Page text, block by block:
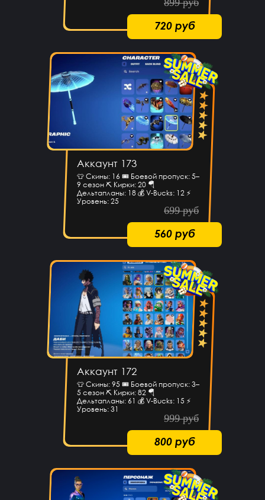
899 руб
720 руб
Аккаунт 173
👕 Скины: 16 🎟 Боевой пропуск: 5–
9 сезон ⛏ Кирки: 20 🪂
Дельтапланы: 18 💰 V-Bucks: 12 ⚡
Уровень: 25
699 руб
560 руб
Аккаунт 172
👕 Скины: 95 🎟 Боевой пропуск: 3–
5 сезон ⛏ Кирки: 82 🪂
Дельтапланы: 61 💰 V-Bucks: 15 ⚡
Уровень: 31
999 руб
800 руб